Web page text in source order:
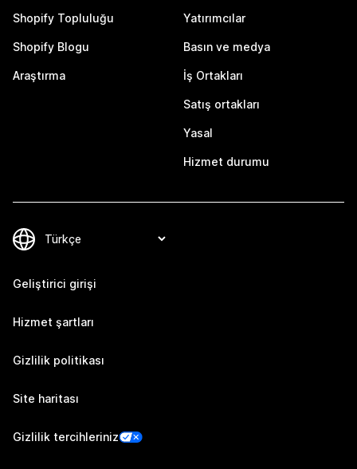
Shopify Topluluğu
Shopify Blogu
Araştırma
Yatırımcılar
Basın ve medya
İş Ortakları
Satış ortakları
Yasal
Hizmet durumu
Geliştirici girişi
Hizmet şartları
Gizlilik politikası
Site haritası
Gizlilik tercihleriniz